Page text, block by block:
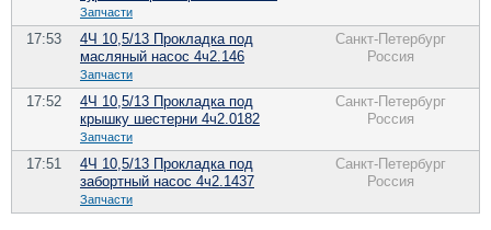
Запчасти
17:53
4Ч 10,5/13 Прокладка под
масляный насос 4ч2.146
Запчасти
Санкт-Петербург
Россия
17:52
4Ч 10,5/13 Прокладка под
крышку шестерни 4ч2.0182
Запчасти
Санкт-Петербург
Россия
17:51
4Ч 10,5/13 Прокладка под
забортный насос 4ч2.1437
Запчасти
Санкт-Петербург
Россия